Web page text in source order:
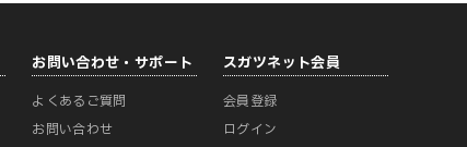
お問い合わせ・サポート
よくあるご質問
お問い合わせ
スガツネット会員
会員登録
ログイン